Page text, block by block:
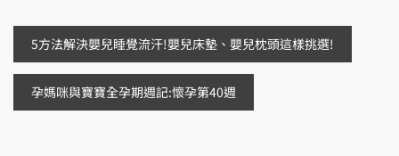
文
章
5方法解決嬰兒睡覺流汗!嬰兒床墊、嬰兒枕頭這樣挑選!
孕媽咪與寶寶全孕期週記:懷孕第40週